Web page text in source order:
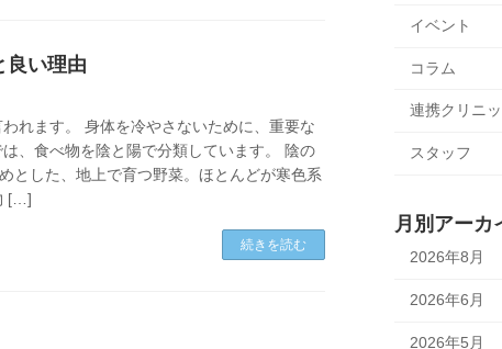
良い理由
れます。 身体を冷やさないために、重要な
、食べ物を陰と陽で分類しています。 陰の
とした、地上で育つ野菜。ほとんどが寒色系
[…]
続きを読む
イベント
コラム
連携クリニ
スタッフ
月別アーカ
2026年8月
2026年6月
2026年5月